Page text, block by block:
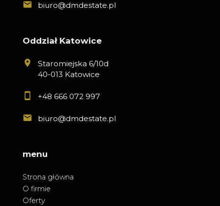
biuro@dmdestate.pl
Oddział Katowice
Staromiejska 6/10d
40-013 Katowice
+48 666 072 997
biuro@dmdestate.pl
menu
Strona główna
O firmie
Oferty